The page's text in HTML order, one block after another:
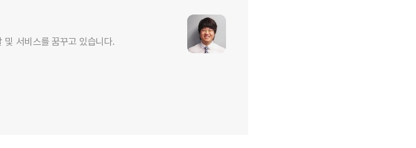
및 서비스를 꿈꾸고 있습니다.